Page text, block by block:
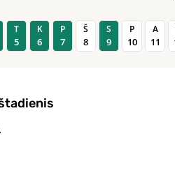
T
5
K
6
P
7
Š
8
S
9
P
10
A
11